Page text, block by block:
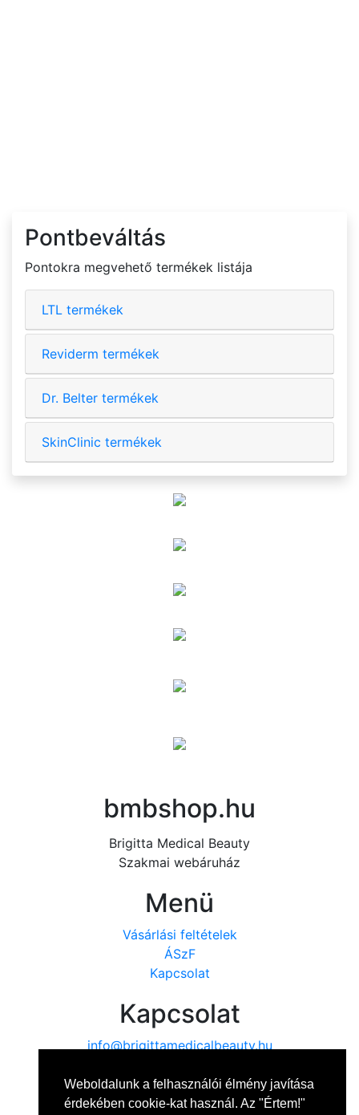
Weboldalunk a felhasználói élmény javítása
érdekében cookie-kat használ. Az "Értem!"
Pontbeváltás
Pontokra megvehető termékek listája
LTL termékek
Reviderm termékek
Dr. Belter termékek
SkinClinic termékek
bmbshop.hu
Brigitta Medical Beauty
Szakmai webáruház
Menü
Vásárlási feltételek
ÁSzF
Kapcsolat
Kapcsolat
info@brigittamedicalbeauty.hu